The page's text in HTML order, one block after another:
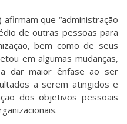
que “administração
de outras pessoas para
bem como de seus
em algumas mudanças,
dar maior ênfase ao ser
a serem atingidos e
dos objetivos pessoais